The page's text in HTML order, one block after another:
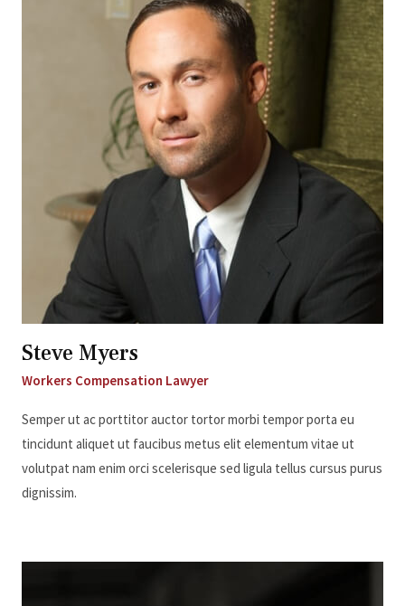
Steve Myers
Workers Compensation Lawyer
Semper ut ac porttitor auctor tortor morbi tempor porta eu
tincidunt aliquet ut faucibus metus elit elementum vitae ut
volutpat nam enim orci scelerisque sed ligula tellus cursus purus
dignissim.